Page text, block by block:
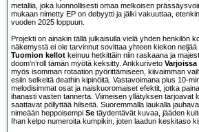
metallia, joka luonnollisesti omaa melkoisen
mukaan nimetty EP on debyytti ja jälki vakuuttaa,
vuoden 2025 loppuun.
Projekti on ainakin tällä julkaisulla vielä yhden henkilön
näkemystä ei ole tarvinnut sovittaa yhteen kiekon
Tuomion kellot keinuu hetkittäin niin raskaana ja
doom’n’roll tämän myötä keksitty. Ankkuriveto
myös isomman rotaation pyörittämiseen, kiivaimman
esiin selkeitä deathin kipinöitä. Vastavoimana plus 10-
melodisimmat osat ja naiskuoromaiset efektit, jotka
ihanasti vasten tannerta. Viimeisen yllätyksen tarjoavat
saattavat pöllyttää hilseitä. Suoremmalla laukalla
nimeään heppoisempi Se täydentävät kuvaa, jääden
Ihan kelpo numeroita kumpikin, joten laadun keskitaso